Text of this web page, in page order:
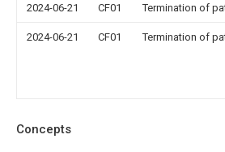
2024-06-21 CF01 Termination of
2024-06-21 CF01 Termination of
Concepts